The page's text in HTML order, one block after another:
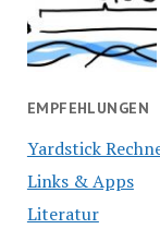
EMPFEHLUNGEN
Yardstick
Links & Apps
Literatur